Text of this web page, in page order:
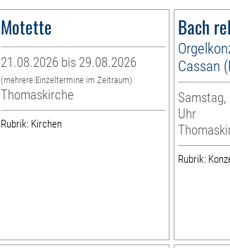
Motette
21.08.2026 bis 29.08.2026
(mehrere Einzeltermine im Zeitraum)
Thomaskirche
Rubrik: Kirchen
Bach
Cassan
Samstag,
Uhr
Rubrik: